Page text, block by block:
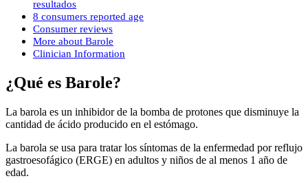
resultados
8 consumers reported age
Consumer reviews
More about Barole
Clinician Information
¿Qué es Barole?
La barola es un inhibidor de la bomba de protones que disminuye la
cantidad de ácido producido en el estómago.
La barola se usa para tratar los síntomas de la enfermedad por reflujo
gastroesofágico (ERGE) en adultos y niños de al menos 1 año de
edad.